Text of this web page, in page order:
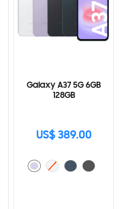
Galaxy A37 5G 6GB
128GB
US$ 389.00